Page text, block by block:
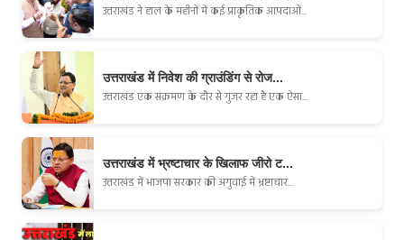
उत्तराखंड ने हाल के महीनों में कई प्राकृतिक आपदाओं...
उत्तराखंड में निवेश की ग्राउंडिंग से रोज...
उत्तराखंड एक संक्रमण के दौर से गुजर रहा है एक ऐसा...
उत्तराखंड में भ्रष्टाचार के खिलाफ जीरो ट...
उत्तराखंड में भाजपा सरकार की अगुवाई में भ्रष्टाचार...